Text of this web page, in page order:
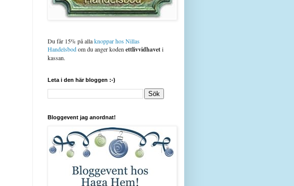
Du får 15% på allaknoppar hos Nillas
Handelsbodom du anger koden ettlivvidhaveti
kassan.
Leta i den här bloggen :-)
Bloggevent jag anordnat!